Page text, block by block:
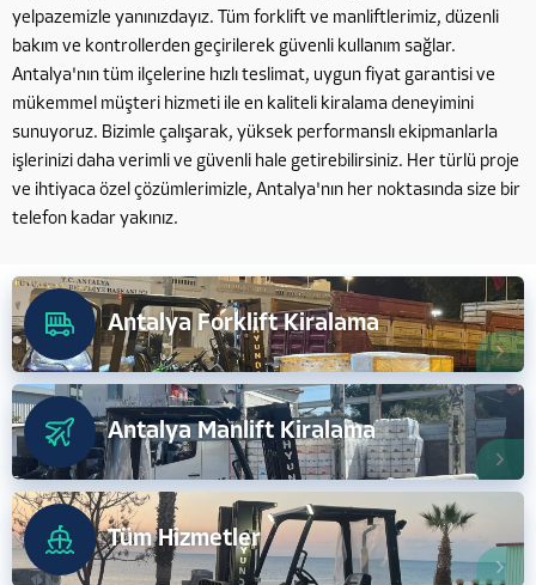
yelpazemizle yanınızdayız. Tüm forklift ve manliftlerimiz, düzenli
bakım ve kontrollerden geçirilerek güvenli kullanım sağlar.
Antalya'nın tüm ilçelerine hızlı teslimat, uygun fiyat garantisi ve
mükemmel müşteri hizmeti ile en kaliteli kiralama deneyimini
sunuyoruz. Bizimle çalışarak, yüksek performanslı ekipmanlarla
işlerinizi daha verimli ve güvenli hale getirebilirsiniz. Her türlü proje
ve ihtiyaca özel çözümlerimizle, Antalya'nın her noktasında size bir
telefon kadar yakınız.
Antalya Forklift Kiralama
Antalya Manlift Kiralama
Tüm Hizmetler